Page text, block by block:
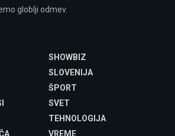
globlji odmev.
SHOWBIZ
SLOVENIJA
ŠPORT
SVET
TEHNOLOGIJA
VREME